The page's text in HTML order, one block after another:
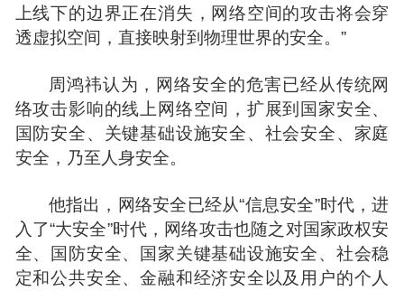
上线下的边界正在消失，网络空间的攻击将会穿
透虚拟空间，直接映射到物理世界的安全。”
周鸿祎认为，网络安全的危害已经从传统网
络攻击影响的线上网络空间，扩展到国家安全、
国防安全、关键基础设施安全、社会安全、家庭
安全，乃至人身安全。
他指出，网络安全已经从“信息安全”时代，进
入了“大安全”时代，网络攻击也随之对国家政权安
全、国防安全、国家关键基础设施安全、社会稳
定和公共安全、金融和经济安全以及用户的个人